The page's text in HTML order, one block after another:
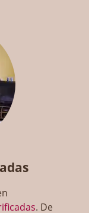
. De